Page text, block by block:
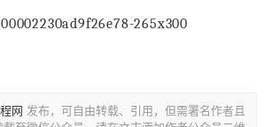
网 发布，可自由转载、引用，但需署名作者且